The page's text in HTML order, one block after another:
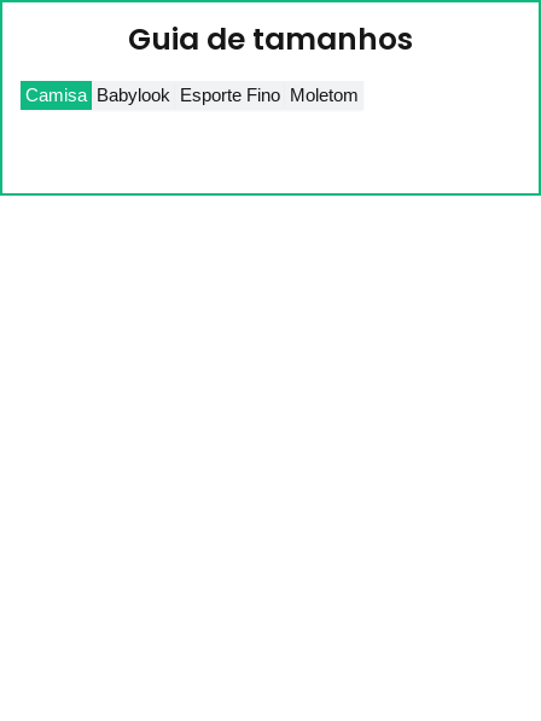
Guia de tamanhos
Camisa Babylook Esporte Fino Moletom